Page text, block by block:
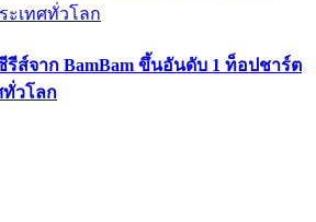
รีส์จาก BamBam ขึ้นอันดับ 1 ท็อปชาร์ต
ทั่วโลก